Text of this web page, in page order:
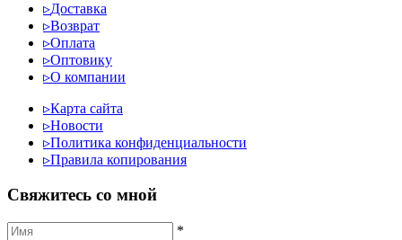
▹Доставка
▹Возврат
▹Оплата
▹Оптовику
▹О компании
▹Карта сайта
▹Новости
▹Политика конфиденциальности
▹Правила копирования
Cвяжитесь со мной
*